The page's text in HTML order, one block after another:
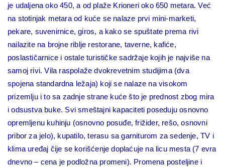
je udaljena oko 450, a od plaže Krioneri oko 650 metara. Već
na stotinjak metara od kuće se nalaze prvi mini-marketi,
pekare, suvenirnice, giros, a kako se spuštate prema rivi
nailazite na brojne riblje restorane, taverne, kafiće,
poslastičarnice i ostale turističke sadržaje kojih je najviše na
samoj rivi. Vila raspolaže dvokrevetnim studijima (dva
spojena standardna ležaja) koji se nalaze na visokom
prizemlju i to sa zadnje strane kuće što je prednost zbog mira
i odsustva buke. Svi smeštajni kapaciteti poseduju osnovno
opremljenu kuhinju (osnovno posuđe, frižider, rešo, osnovni
pribor za jelo), kupatilo, terasu sa garniturom za sedenje, TV i
klima uređaj čije se korišćenje doplaćuje na licu mesta (7 evra
dnevno – cena je podložna promeni). Promena posteljine i